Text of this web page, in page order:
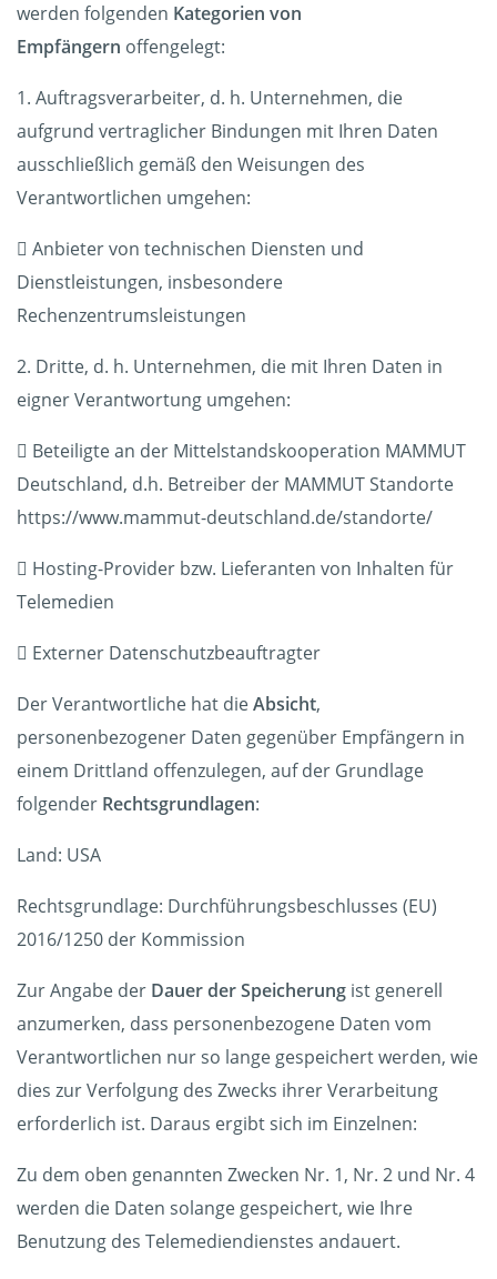
werden folgenden Kategorien von
Empfängern offengelegt:
1. Auftragsverarbeiter, d. h. Unternehmen, die
aufgrund vertraglicher Bindungen mit Ihren Daten
ausschließlich gemäß den Weisungen des
Verantwortlichen umgehen:
 Anbieter von technischen Diensten und
Dienstleistungen, insbesondere
Rechenzentrumsleistungen
2. Dritte, d. h. Unternehmen, die mit Ihren Daten in
eigner Verantwortung umgehen:
 Beteiligte an der Mittelstandskooperation MAMMUT
Deutschland, d.h. Betreiber der MAMMUT Standorte
https://www.mammut-deutschland.de/standorte/
 Hosting-Provider bzw. Lieferanten von Inhalten für
Telemedien
 Externer Datenschutzbeauftragter
Der Verantwortliche hat dieAbsicht,
personenbezogener Daten gegenüber Empfängern in
einem Drittland offenzulegen, auf der Grundlage
folgender Rechtsgrundlagen:
Land: USA
Rechtsgrundlage: Durchführungsbeschlusses (EU)
2016/1250 der Kommission
Zur Angabe der Dauer der Speicherung ist generell
anzumerken, dass personenbezogene Daten vom
Verantwortlichen nur so lange gespeichert werden, wie
dies zur Verfolgung des Zwecks ihrer Verarbeitung
erforderlich ist. Daraus ergibt sich im Einzelnen:
Zu dem oben genannten Zwecken Nr. 1, Nr. 2 und Nr. 4
werden die Daten solange gespeichert, wie Ihre
Benutzung des Telemediendienstes andauert.